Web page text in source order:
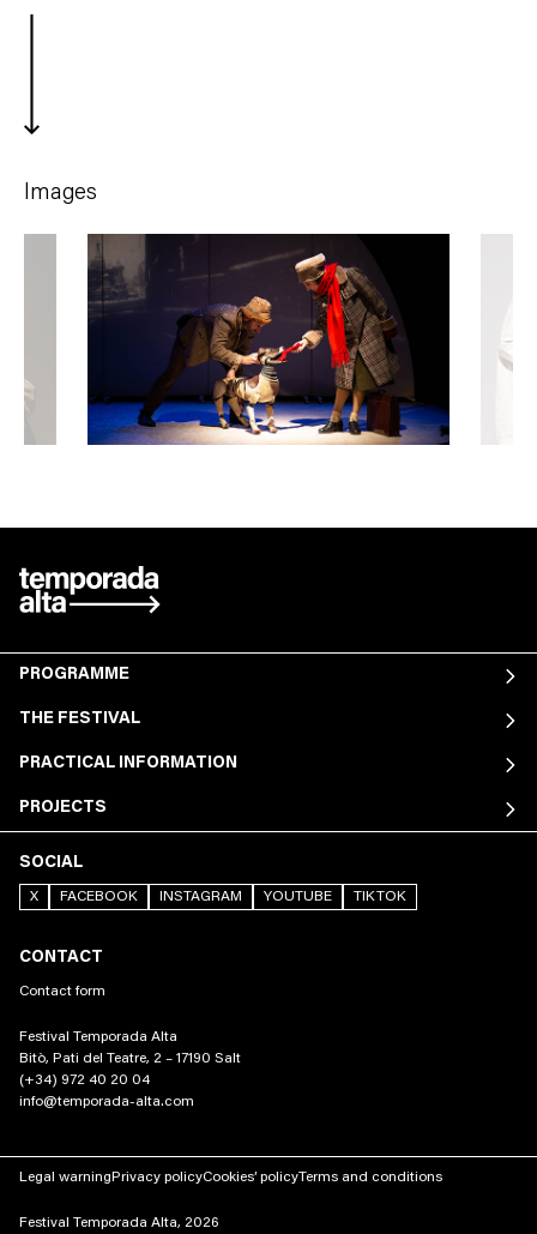
Images
PROGRAMME
THE FESTIVAL
PRACTICAL INFORMATION
PROJECTS
SOCIAL
X FACEBOOK INSTAGRAM YOUTUBE TIKTOK
CONTACT
Contact form
Festival Temporada Alta
Bitò, Pati del Teatre, 2 – 17190 Salt
(+34) 972 40 20 04
info@temporada-alta.com
Legal warning Privacy policyCookies’ policy Terms and conditions
Festival Temporada Alta, 2026